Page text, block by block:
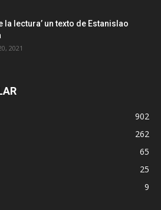
la lectura’ un texto de Estanislao
2021
902
262
65
25
9